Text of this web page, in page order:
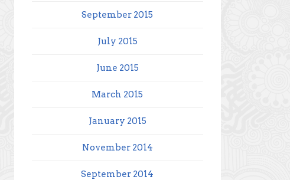
September 2015
July 2015
June 2015
March 2015
January 2015
November 2014
September 2014